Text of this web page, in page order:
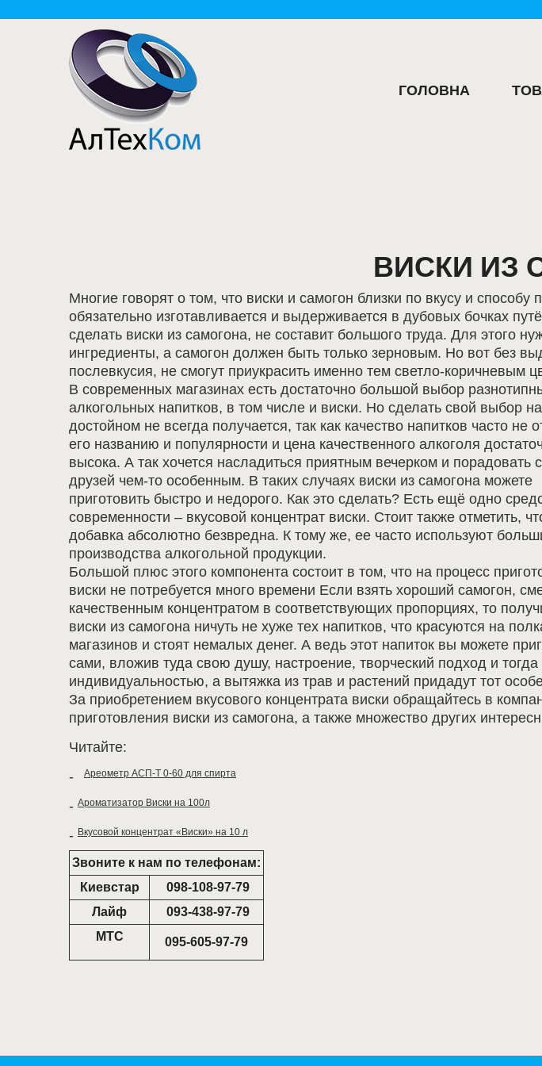
ГОЛОВНА
ВИСКИ ИЗ
Многие говорят о том, что виски и самогон близки по вкусу и
обязательно изготавливается и выдерживается в дубовых бочках
сделать виски из самогона, не составит большого труда. Для этого
ингредиенты, а самогон должен быть только зерновым. Но вот без
послевкусия, не смогут приукрасить именно тем светло-коричневым
В современных магазинах есть достаточно большой выбор
алкогольных напитков, в том числе и виски. Но сделать свой выбор на
достойном не всегда получается, так как качество напитков часто не
его названию и популярности и цена качественного алкоголя
высока. А так хочется насладиться приятным вечерком и порадовать
друзей чем-то особенным. В таких случаях виски из самогона можете
приготовить быстро и недорого. Как это сделать? Есть ещё одно
современности – вкусовой концентрат виски. Стоит также отметить,
добавка абсолютно безвредна. К тому же, ее часто используют
производства алкогольной продукции.
Большой плюс этого компонента состоит в том, что на процесс
виски не потребуется много времени Если взять хороший самогон,
качественным концентратом в соответствующих пропорциях, то
виски из самогона ничуть не хуже тех напитков, что красуются на
магазинов и стоят немалых денег. А ведь этот напиток вы можете
сами, вложив туда свою душу, настроение, творческий подход и
индивидуальностью, а вытяжка из трав и растений придадут тот
За приобретением вкусового концентрата виски обращайтесь в
приготовления виски из самогона, а также множество других
Читайте:
-
Ареометр АСП-Т 0-60 для спирта
- Ароматизатор Виски на 100л
- Вкусовой концентрат «Виски» на 10 л
Звоните к нам по телефонам:
Киевстар
098-108-97-79
Лайф
093-438-97-79
МТС
095-605-97-79